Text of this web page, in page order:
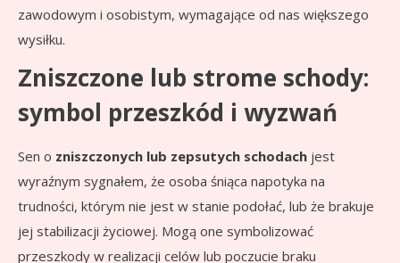
zawodowym i osobistym, wymagające od nas większego
wysiłku.
Zniszczone lub strome schody:
symbol przeszkód i wyzwań
Sen o zniszczonych lub zepsutych schodach jest
wyraźnym sygnałem, że osoba śniąca napotyka na
trudności, którym nie jest w stanie podołać, lub że brakuje
jej stabilizacji życiowej. Mogą one symbolizować
przeszkody w realizacji celów lub poczucie braku